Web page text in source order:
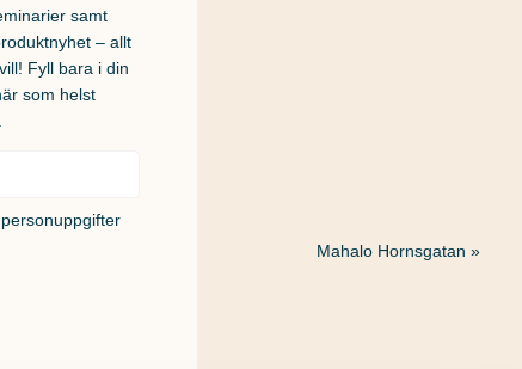
Mahalo Hornsgatan »
samt
– allt
Fyll bara i din
som helst